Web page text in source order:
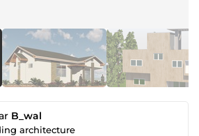
B_wal
architecture